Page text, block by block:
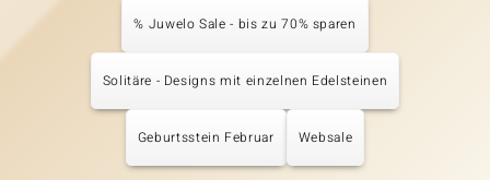
% Juwelo Sale - bis zu 70% sparen
Solitäre - Designs mit einzelnen Edelsteinen
Geburtsstein Februar Websale